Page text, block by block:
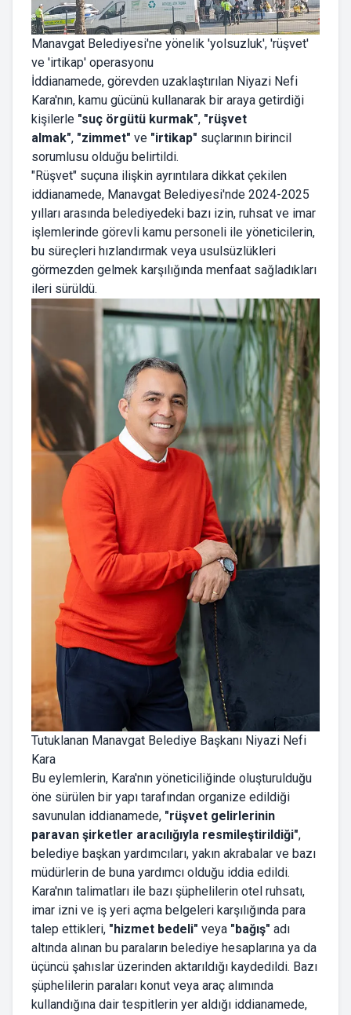
Manavgat Belediyesi'ne yönelik 'yolsuzluk', 'rüşvet'
ve 'irtikap' operasyonu
İddianamede, görevden uzaklaştırılan Niyazi Nefi
Kara'nın, kamu gücünü kullanarak bir araya getirdiği
kişilerle "suç örgütü kurmak", "rüşvet
almak", "zimmet" ve "irtikap" suçlarının birincil
sorumlusu olduğu belirtildi.
"Rüşvet" suçuna ilişkin ayrıntılara dikkat çekilen
iddianamede, Manavgat Belediyesi'nde 2024-2025
yılları arasında belediyedeki bazı izin, ruhsat ve imar
işlemlerinde görevli kamu personeli ile yöneticilerin,
bu süreçleri hızlandırmak veya usulsüzlükleri
görmezden gelmek karşılığında menfaat sağladıkları
ileri sürüldü.
Tutuklanan Manavgat Belediye Başkanı Niyazi Nefi
Kara
Bu eylemlerin, Kara'nın yöneticiliğinde oluşturulduğu
öne sürülen bir yapı tarafından organize edildiği
savunulan iddianamede, "rüşvet gelirlerinin
paravan şirketler aracılığıyla resmileştirildiği",
belediye başkan yardımcıları, yakın akrabalar ve bazı
müdürlerin de buna yardımcı olduğu iddia edildi.
Kara'nın talimatları ile bazı şüphelilerin otel ruhsatı,
imar izni ve iş yeri açma belgeleri karşılığında para
talep ettikleri, "hizmet bedeli" veya "bağış" adı
altında alınan bu paraların belediye hesaplarına ya da
üçüncü şahıslar üzerinden aktarıldığı kaydedildi. Bazı
şüphelilerin paraları konut veya araç alımında
kullandığına dair tespitlerin yer aldığı iddianamede,